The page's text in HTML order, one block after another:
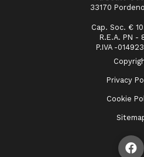
33170
Cap. Soc. €
R.E.A. PN -
P.IVA -
Privacy
Cookie